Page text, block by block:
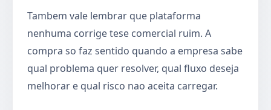
Tambem vale lembrar que plataforma
nenhuma corrige tese comercial ruim. A
compra so faz sentido quando a empresa sabe
qual problema quer resolver, qual fluxo deseja
melhorar e qual risco nao aceita carregar.